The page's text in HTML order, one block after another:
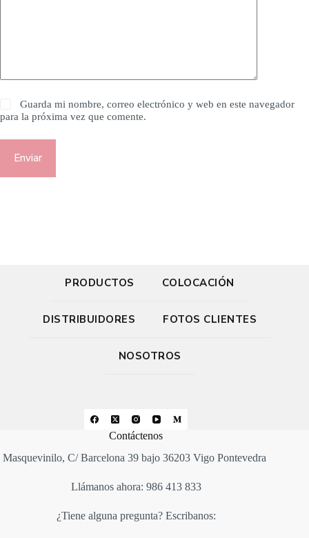
Guarda mi nombre, correo electrónico y web en este navegador
para la próxima vez que comente.
Enviar
PRODUCTOS COLOCACIÓN
DISTRIBUIDORES FOTOS CLIENTES
NOSOTROS
Contáctenos
Masquevinilo, C/ Barcelona 39 bajo 36203 Vigo Pontevedra
Llámanos ahora: 986 413 833
¿Tiene alguna pregunta? Escribanos: